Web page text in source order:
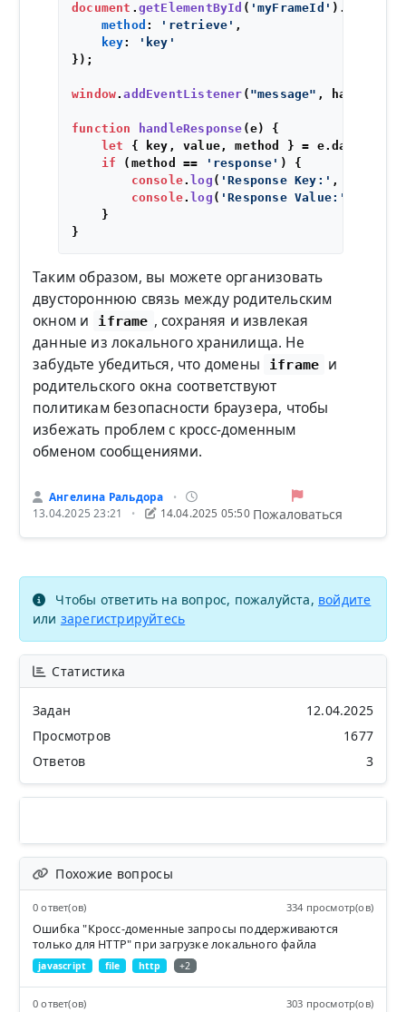
document . getElementById ( 'myFrameId' ).
method : 'retrieve' ,
key:
'key'
});
window.addEventListener ( "message" ,
function handleResponse (e) {
let { key, value, method } = e.data
if (method == 'response' ) {
console. log ( 'Response Key:' , key);
console. log ( 'Response Value:'
    }
Таким образом, вы можете организовать
двустороннюю связь между родительским
окном и
iframe , сохраняя и извлекая
данные из локального хранилища. Не
забудьте убедиться, что домены
iframe
и
родительского окна соответствуют
политикам безопасности браузера, чтобы
избежать проблем с кросс-доменным
обменом сообщениями.
Ангелина Ральдора •
13.04.2025 23:21 • 14.04.2025 05:50 Пожаловаться
Чтобы ответить на вопрос, пожалуйста, войдите
или зарегистрируйтесь
Статистика
Задан
12.04.2025
Просмотров
1677
Ответов
3
Похожие вопросы
0 ответ(ов) 334 просмотр(ов)
Ошибка "Кросс-доменные запросы поддерживаются
только для HTTP" при загрузке локального файла
javascript file http +2
0 ответ(ов) 303 просмотр(ов)